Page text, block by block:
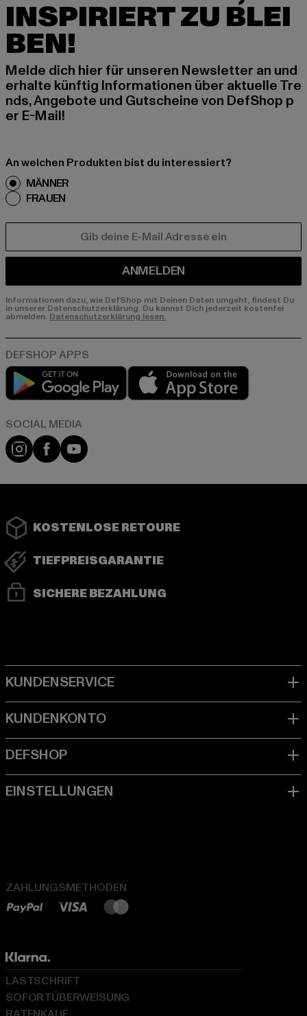
INSPIRIERT ZU BLEI
BEN!
Melde dich hier für unseren Newsletter an und
erhalte künftig Informationen über aktuelle Tre
nds, Angebote und Gutscheine von DefShop p
er E-Mail!
An welchen Produkten bist du interessiert?
MÄNNER
FRAUEN
ANMELDEN
Informationen dazu, wie DefShop mit Deinen Daten umgeht, findest Du
in unserer Datenschutzerklärung. Du kannst Dich jederzeit kostenfei
abmelden. Datenschutzerklärung lesen.
Play market
Instagram
FacebookYouTube
KOSTENLOSE RETOURE
TIEFPREISGARANTIE
SICHERE BEZAHLUNG
ZAHLUNGSMETHODEN
LASTSCHRIFT
SOFORTÜBERWEISUNG